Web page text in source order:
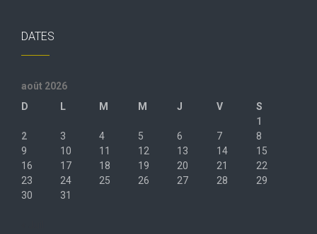
DATES
août 2026
D
L M M J V
S
1
2
3 4 5 6 7
8
9
10 11 12 13 14
15
16
17 18 19 20 21
22
23
24 25 26 27 28
29
30
31